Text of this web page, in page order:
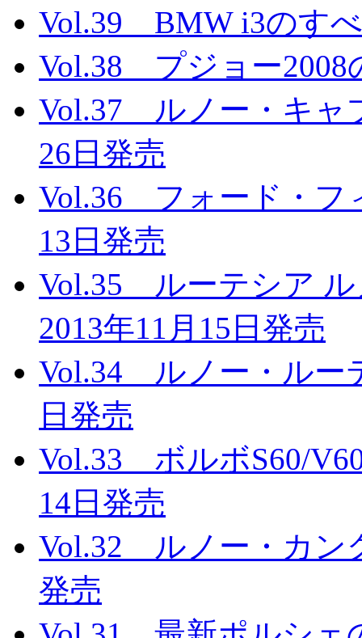
Vol.39 BMW i3のす
Vol.38 プジョー2008
Vol.37 ルノー・キャ
26日発売
Vol.36 フォード・フ
13日発売
Vol.35 ルーテシア
2013年11月15日発売
Vol.34 ルノー・ルー
日発売
Vol.33 ボルボS60/
14日発売
Vol.32 ルノー・カン
発売